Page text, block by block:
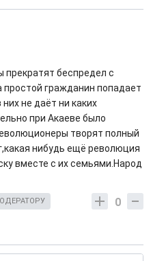
прекратят беспредел с
простой гражданин попадает
не даёт ни каких
при Акаеве было
творят полный
нибудь ещё революция
вместе с их семьями.Народ
0